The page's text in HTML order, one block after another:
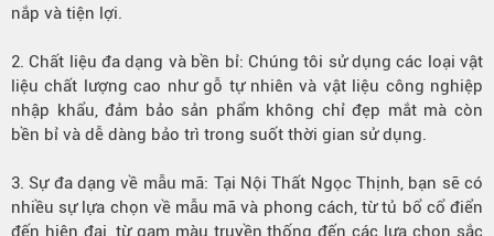
nắp và tiện lợi.
2. Chất liệu đa dạng và bền bỉ: Chúng tôi sử dụng các loại vật
liệu chất lượng cao như gỗ tự nhiên và vật liệu công nghiệp
nhập khẩu, đảm bảo sản phẩm không chỉ đẹp mắt mà còn
bền bỉ và dễ dàng bảo trì trong suốt thời gian sử dụng.
3. Sự đa dạng về mẫu mã: Tại Nội Thất Ngọc Thịnh, bạn sẽ có
nhiều sự lựa chọn về mẫu mã và phong cách, từ tủ bổ cổ điển
đến hiện đại, từ gam màu truyền thống đến các lựa chọn sắc